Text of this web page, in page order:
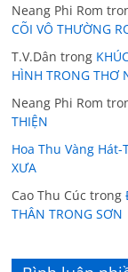
Neang Phi Rom
CÕI VÔ THƯỜNG
T.V.Dân trong
HÌNH TRONG THƠ
Neang Phi Rom
THIỆN
Hoa Thu Vàng Hát-
XƯA
Cao Thu Cúc trong
THÂN TRONG SƠN